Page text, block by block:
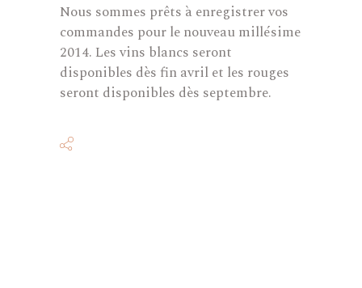
Nous sommes prêts à enregistrer vos
commandes pour le nouveau millésime
2014. Les vins blancs seront
disponibles dès fin avril et les rouges
seront disponibles dès septembre.